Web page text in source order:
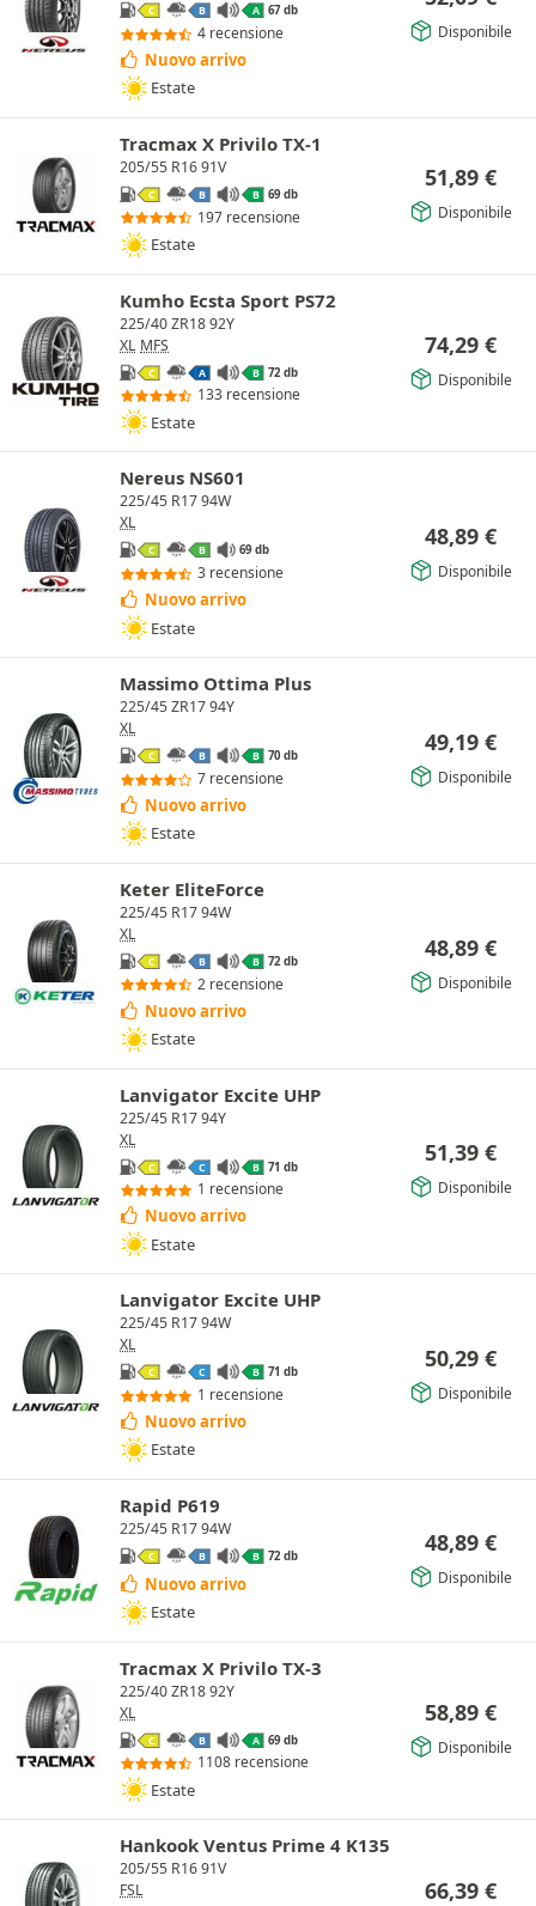
C B A 67 db
4 recensione
Nuovo arrivo
Estate
Disponibile
Tracmax X Privilo TX-1
205/55 R16 91V
C B B 69 db
197 recensione
Estate
51,89 €
Disponibile
Kumho Ecsta Sport PS72
225/40 ZR18 92Y
XL MFS
C A B 72 db
133 recensione
Estate
74,29 €
Disponibile
Nereus NS601
225/45 R17 94W
XL
C B 69 db
3 recensione
Nuovo arrivo
Estate
48,89 €
Disponibile
Massimo Ottima Plus
225/45 ZR17 94Y
XL
C B B 70 db
7 recensione
Nuovo arrivo
Estate
49,19 €
Disponibile
Keter EliteForce
225/45 R17 94W
XL
C B B 72 db
2 recensione
Nuovo arrivo
Estate
48,89 €
Disponibile
Lanvigator Excite UHP
225/45 R17 94Y
XL
C C B 71 db
1 recensione
Nuovo arrivo
Estate
51,39 €
Disponibile
Lanvigator Excite UHP
225/45 R17 94W
XL
C C B 71 db
1 recensione
Nuovo arrivo
Estate
50,29 €
Disponibile
Rapid P619
225/45 R17 94W
C B B 72 db
Nuovo arrivo
Estate
48,89 €
Disponibile
Tracmax X Privilo TX-3
225/40 ZR18 92Y
XL
C B A 69 db
1108 recensione
Estate
58,89 €
Disponibile
Hankook Ventus Prime 4 K135
205/55 R16 91V
FSL
66,39 €